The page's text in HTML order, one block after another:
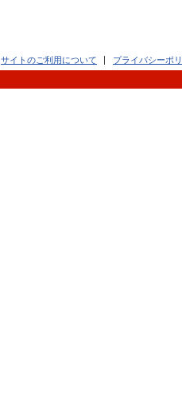
サイトのご利用について プライバシーポ